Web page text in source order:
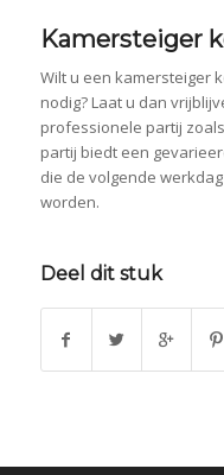
Kamersteiger
Wilt u een kamersteiger
nodig? Laat u dan
professionele partij zoals
partij biedt een
die de volgende
worden.
Deel dit stuk